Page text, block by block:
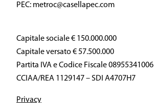
PEC: metroc@casellapec.com
Capitale sociale € 150.000.000
Capitale versato € 57.500.000
Partita IVA e Codice Fiscale 08955341006
CCIAA/REA 1129147 – SDI A4707H7
Privacy